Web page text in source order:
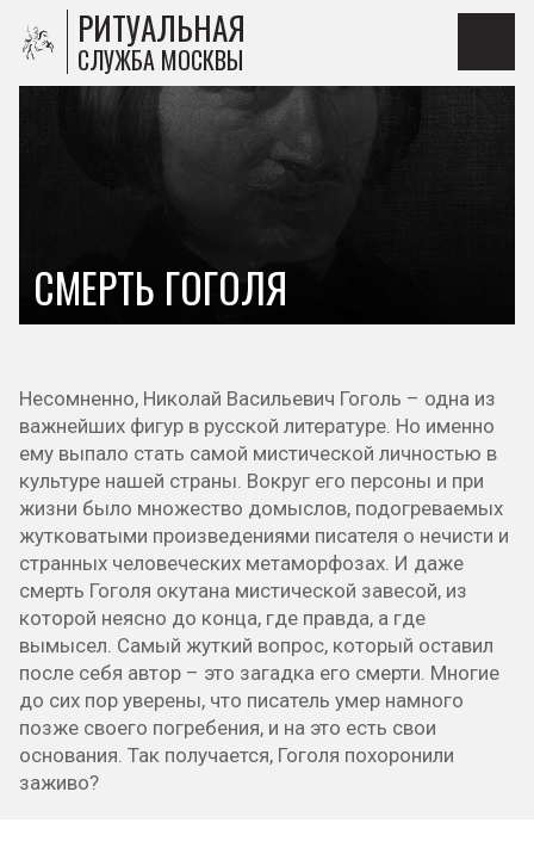
РИТУАЛЬНАЯ
СЛУЖБА МОСКВЫ
СМЕРТЬ ГОГОЛЯ
Несомненно, Николай Васильевич Гоголь – одна из
важнейших фигур в русской литературе. Но именно
ему выпало стать самой мистической личностью в
культуре нашей страны. Вокруг его персоны и при
жизни было множество домыслов, подогреваемых
жутковатыми произведениями писателя о нечисти и
странных человеческих метаморфозах. И даже
смерть Гоголя окутана мистической завесой, из
которой неясно до конца, где правда, а где
вымысел. Самый жуткий вопрос, который оставил
после себя автор – это загадка его смерти. Многие
до сих пор уверены, что писатель умер намного
позже своего погребения, и на это есть свои
основания. Так получается, Гоголя похоронили
заживо?